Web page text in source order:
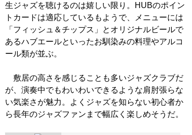
生ジャズを聴けるのは嬉しい限り。HUBのポイン
トカードは適応しているもようで、メニューには
「フィッシュ＆チップス」とオリジナルビールで
あるハブエールといったお馴染みの料理やアルコ
ール類が並ぶ。
敷居の高さを感じることも多いジャズクラブだ
が、演奏中でもわいわいできるような肩肘張らな
い気楽さが魅力。よくジャズを知らない初心者か
ら長年のジャズファンまで幅広く楽しめそうだ。